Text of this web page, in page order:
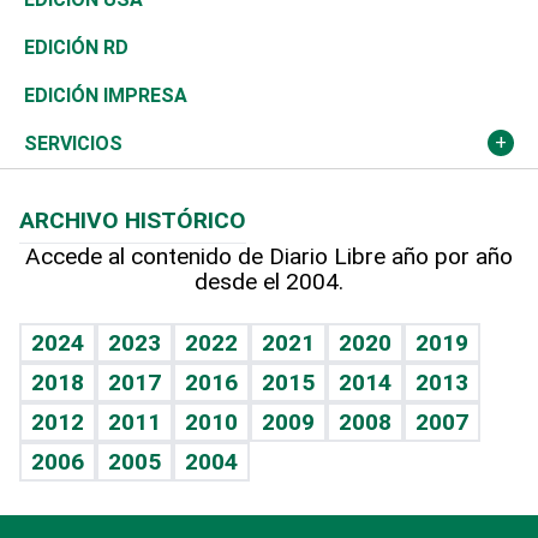
Ocenanía
Caribe
Resto del mundo
Telecom.
Global y variable
Economía personal
Sociales
Novedades
Podcast Arte Libre
Hablando con el pediatra
Vida y familia
Eñe
Celebrando la vida
Sin complejos
En pocas palabras
Tenis
Olimpismo
Más deportes
Línea de hit
TBT Deportivo
El Espía
Noticiero Poteleche
Columnistas
Historia
Martes de tecnología
Cambio climático
Revista
Deportes
Opinión
Hecho en casa
Guía del dinero
EDICIÓN RD
EDICIÓN IMPRESA
SERVICIOS
Cumpleaños
Horóscopos
Crucigramas
ARCHIVO HISTÓRICO
Accede al contenido de Diario Libre año por año
desde el 2004.
2024 2023 2022 2021 2020
2019
2018
2017 2016 2015 2014
2013
2012
2011 2010 2009 2008
2007
2006
2005 2004